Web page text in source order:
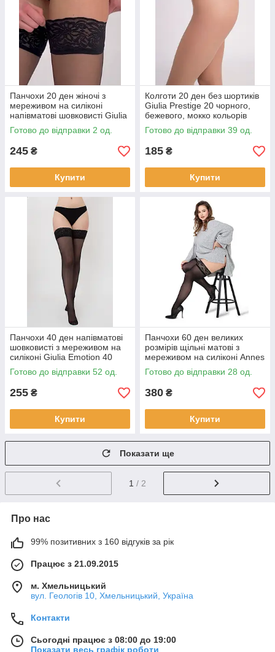
Панчохи 20 ден жіночі з
мереживом на силіконі
напівматові шовковисті Giulia
Emotion 20 чорні бежеві
розмір 5/6
Готово до відправки 2 од.
245 ₴
Купити
Колготи 20 ден без шортиків
Giulia Prestige 20 чорного,
бежевого, мокко кольорів
розмір 6
Готово до відправки 39 од.
185 ₴
Купити
Панчохи 40 ден напівматові
шовковисті з мереживом на
силіконі Giulia Emotion 40
чорні бежеві 5/6
Готово до відправки 52 од.
255 ₴
Купити
Панчохи 60 ден великих
розмірів щільні матові з
мереживом на силіконі Annes
Truss 60 чорного і червоного
кольорів 5/6 7/8
Готово до відправки 28 од.
380 ₴
Купити
Показати ще
1 / 2
Про нас
99% позитивних з 160 відгуків за рік
Працює з 21.09.2015
м. Хмельницький
вул. Геологів 10, Хмельницький, Україна
Контакти
Сьогодні працює з 08:00 до 19:00
Показати весь графік роботи